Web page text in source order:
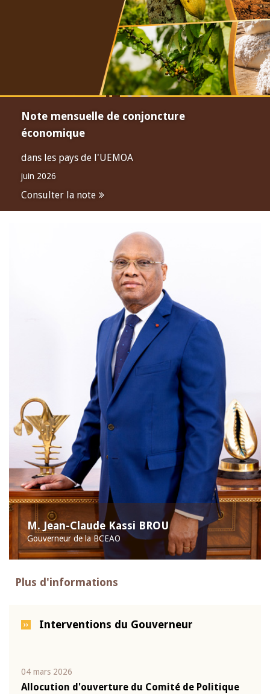
Note mensuelle de conjoncture
économique
dans les pays de l'UEMOA
juin 2026
Consulter la note
M. Jean-Claude Kassi BROU
Gouverneur de la BCEAO
Plus d'informations
Interventions du Gouverneur
04 mars 2026
Allocution d'ouverture du Comité de Politique